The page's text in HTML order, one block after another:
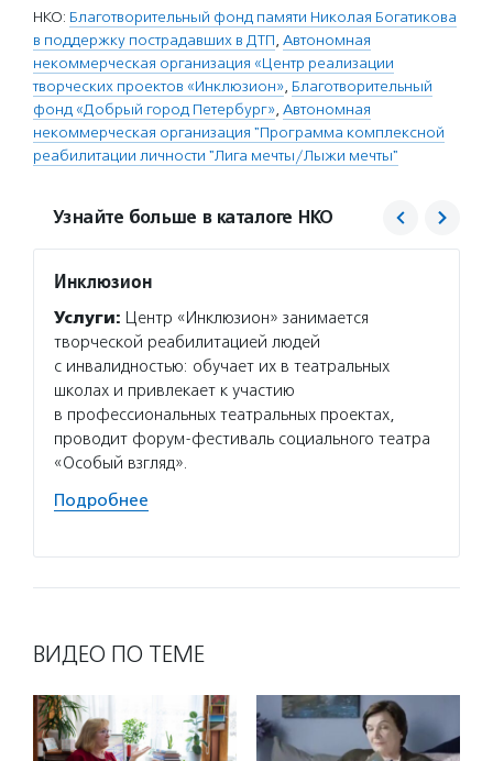
НКО: Благотворительный фонд памяти Николая Богатикова
в поддержку пострадавших в ДТП, Автономная
некоммерческая организация «Центр реализации
творческих проектов «Инклюзион», Благотворительный
фонд «Добрый город Петербург», Автономная
некоммерческая организация "Программа комплексной
реабилитации личности "Лига мечты/Лыжи мечты"
Узнайте больше в каталоге НКО
Инклюзион
Услуги: Центр «Инклюзион» занимается
творческой реабилитацией людей
с инвалидностью: обучает их в театральных
школах и привлекает к участию
в профессиональных театральных проектах,
проводит форум-фестиваль социального театра
«Особый взгляд».
Подробнее
ВИДЕО ПО ТЕМЕ